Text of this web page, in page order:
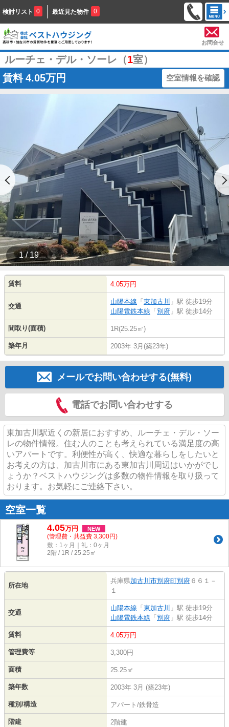
検討リスト 0 最近見た物件 0
お問合せ
ルーチェ・デル・ソーレ（1室）
賃料 4.05万円 空室情報を確認
1 / 19
賃料 4.05万円
交通
山陽本線 「 東加古川 」駅 徒歩19分
山陽電鉄本線 「 別府 」駅 徒歩14分
間取り(面積) 1R(25.25㎡)
築年月 2003年 3月(築23年)
メールでお問い合わせする(無料)
電話でお問い合わせする
東加古川駅近くの新居におすすめ、ルーチェ・デル・ソー
レの物件情報。住む人のことも考えられている満足度の高
いアパートです。利便性が高く、快適な暮らしをしたいと
お考えの方は、加古川市にある東加古川周辺はいかがでし
ょうか？ベストハウジングは多数の物件情報を取り扱って
おります。お気軽にご連絡下さい。
空室一覧
4.05万円 NEW
(管理費・共益費 3,300円)
敷：1ヶ月｜礼：0ヶ月
2階 / 1R / 25.25㎡
所在地
兵庫県加古川市別府町別府 ６６１－
１
交通
山陽本線 「 東加古川 」駅 徒歩19分
山陽電鉄本線 「 別府 」駅 徒歩14分
賃料 4.05万円
管理費等 3,300円
面積 25.25㎡
築年数 2003年 3月 (築23年)
種別/構造 アパート/鉄骨造
階建 2階建